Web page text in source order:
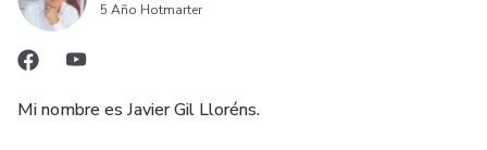
5 Año Hotmarter
Mi nombre es Javier Gil Lloréns.